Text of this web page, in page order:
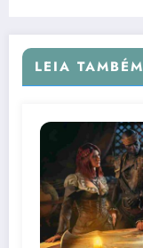
LEIA TAMBÉM